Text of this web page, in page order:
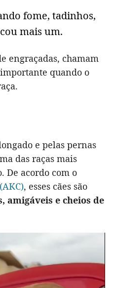
fome, tadinhos,
mais um.
engraçadas, chamam
quando o
e pelas pernas
das raças mais
De acordo com o
, esses cães são
amigáveis e cheios de